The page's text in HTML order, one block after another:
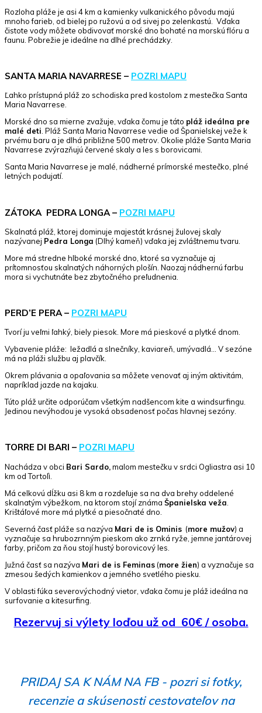
Rozloha pláže je asi 4 km a kamienky vulkanického pôvodu majú
mnoho farieb, od bielej po ružovú a od sivej po zelenkastú. Vďaka
čistote vody môžete obdivovať morské dno bohaté na morskú flóru a
faunu. Pobrežie je ideálne na dlhé prechádzky.
SANTA MARIA NAVARRESE – POZRI MAPU
Ľahko prístupná pláž zo schodiska pred kostolom z mestečka Santa
Maria Navarrese.
Morské dno sa mierne zvažuje, vďaka čomu je táto pláž ideálna pre
malé deti. Pláž Santa Maria Navarrese vedie od Španielskej veže k
prvému baru a je dlhá približne 500 metrov. Okolie pláže Santa Maria
Navarrese zvýrazňujú červené skaly a les s borovicami.
Santa Maria Navarrese je malé, nádherné prímorské mestečko, plné
letných podujatí.
ZÁTOKA PEDRA LONGA – POZRI MAPU
Skalnatá pláž, ktorej dominuje majestát krásnej žulovej skaly
nazývanej Pedra Longa (Dlhý kameň) vďaka jej zvláštnemu tvaru.
More má stredne hlboké morské dno, ktoré sa vyznačuje aj
prítomnosťou skalnatých náhorných plošín. Naozaj nádhernú farbu
mora si vychutnáte bez zbytočného preľudnenia.
PERD’E PERA – POZRI MAPU
Tvorí ju veľmi ľahký, biely piesok. More má pieskové a plytké dnom.
Vybavenie pláže: ležadlá a slnečníky, kaviareň, umývadlá… V sezóne
má na pláži službu aj plavčík.
Okrem plávania a opaľovania sa môžete venovať aj iným aktivitám,
napríklad jazde na kajaku.
Túto pláž určite odporúčam všetkým nadšencom kite a windsurfingu.
Jedinou nevýhodou je vysoká obsadenosť počas hlavnej sezóny.
TORRE DI BARI – POZRI MAPU
Nachádza v obci Bari Sardo,malom mestečku v srdci Ogliastra asi 10
km od Tortolì.
Má celkovú dĺžku asi 8 km a rozdeľuje sa na dva brehy oddelené
skalnatým výbežkom, na ktorom stojí známa Španielska veža
Krištáľové more má plytké a piesočnaté dno.
Severná časť pláže sa nazýva Mari de is Ominis (more mužov) a
vyznačuje sa hrubozrnným pieskom ako zrnká ryže, jemne jantárovej
farby, pričom za ňou stojí hustý borovicový les.
Južná časť sa nazýva Mari de is Feminas (more žien) a vyznačuje sa
zmesou šedých kamienkov a jemného svetlého piesku.
V oblasti fúka severovýchodný vietor, vďaka čomu je pláž ideálna na
surfovanie a kitesurfing.
Rezervuj si výlety loďou už od 60€ / osoba.
PRIDAJ SA K NÁM NA FB - pozri si fotky,
recenzie a skúsenosti cestovateľov na